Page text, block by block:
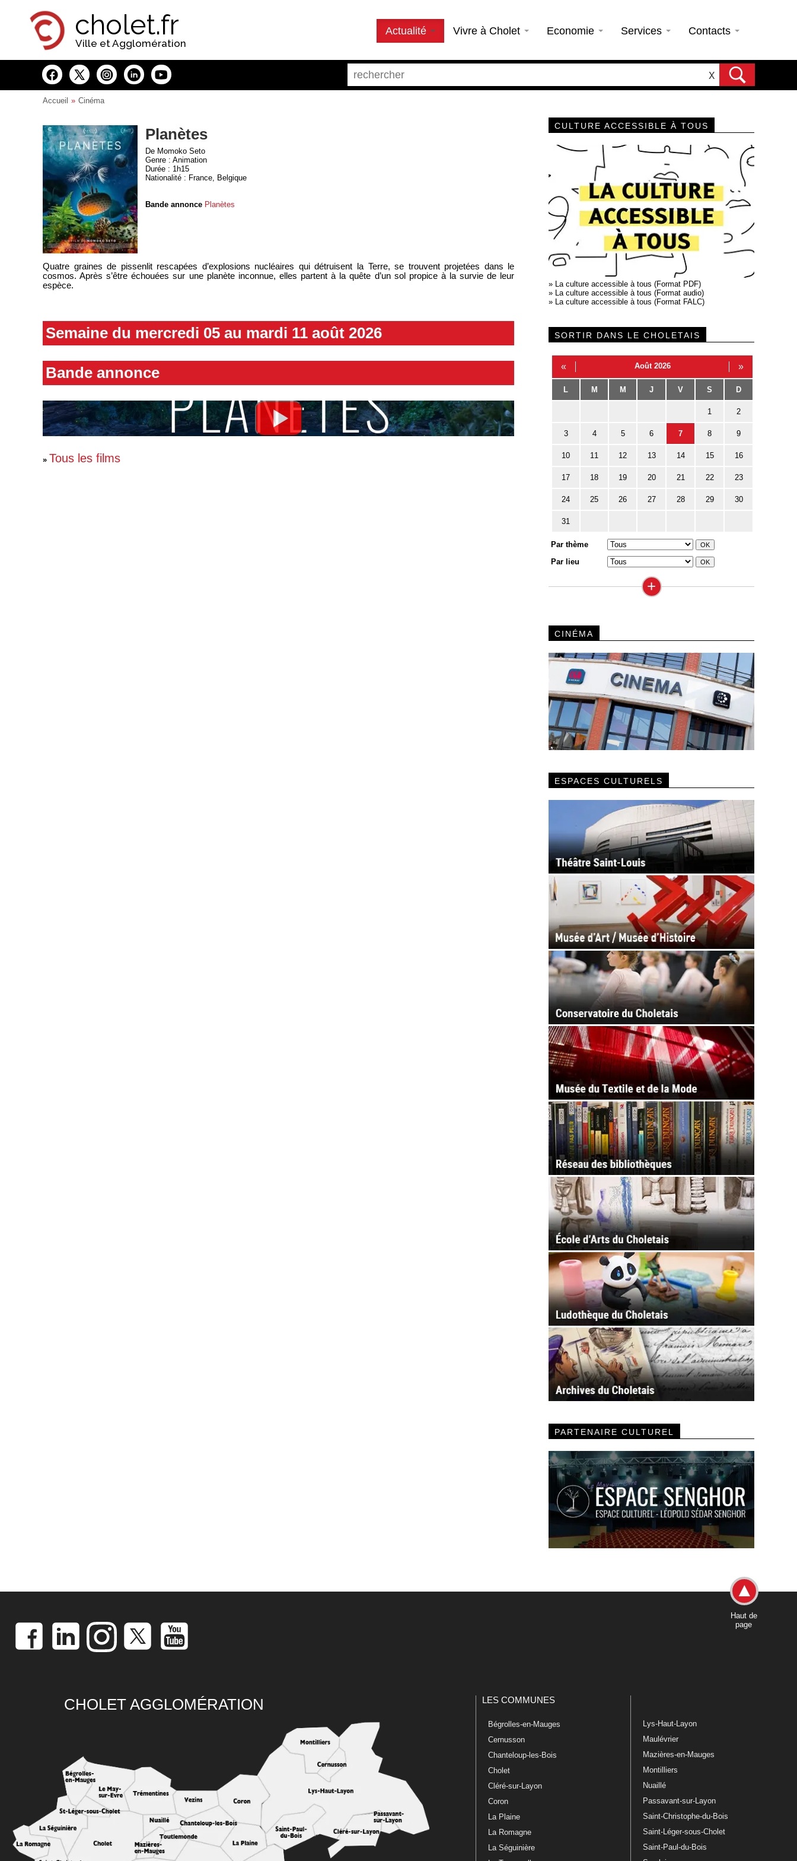
cholet.fr
Ville et Agglomération
Actualité Vivre à Cholet Economie Services Contacts
X
Accueil Cinéma
Planètes
De Momoko Seto
Genre : Animation
Durée : 1h15
Nationalité : France, Belgique
Bande annonce Planètes
Quatre graines de pissenlit rescapées d’explosions nucléaires qui détruisent la Terre, se trouvent projetées dans le
cosmos. Après s’être échouées sur une planète inconnue, elles partent à la quête d’un sol propice à la survie de leur
espèce.
Semaine du mercredi 05 au mardi 11 août 2026
Bande annonce
» Tous les films
CULTURE ACCESSIBLE À TOUS
» La culture accessible à tous (Format PDF)
» La culture accessible à tous (Format audio)
» La culture accessible à tous (Format FALC)
SORTIR DANS LE CHOLETAIS
« Août 2026 »
L M M J V S D
1 2
3 4 5 6 7 8 9
10 11 12 13 14 15 16
17 18 19 20 21 22 23
24 25 26 27 28 29 30
31
Par thème
Par lieu
+
CINÉMA
ESPACES CULTURELS
PARTENAIRE CULTUREL
Haut de
page
CHOLET AGGLOMÉRATION LES COMMUNES
Bégrolles-en-Mauges
Cernusson
Chanteloup-les-Bois
Cholet
Cléré-sur-Layon
Coron
La Plaine
La Romagne
La Séguinière
Lys-Haut-Layon
Maulévrier
Mazières-en-Mauges
Montilliers
Nuaillé
Passavant-sur-Layon
Saint-Christophe-du-Bois
Saint-Léger-sous-Cholet
Saint-Paul-du-Bois